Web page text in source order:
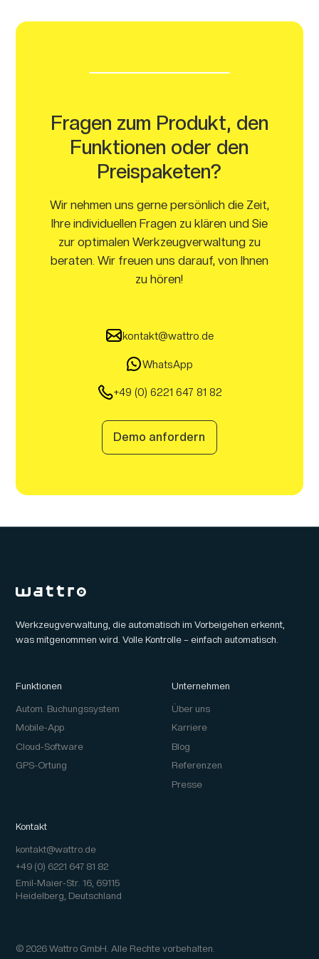
Fragen zum Produkt, den
Funktionen oder den
Preispaketen?
Wir nehmen uns gerne persönlich die Zeit,
Ihre individuellen Fragen zu klären und Sie
zur optimalen Werkzeugverwaltung zu
beraten. Wir freuen uns darauf, von Ihnen
zu hören!
kontakt@wattro.de
WhatsApp
+49 (0) 6221 647 81 82
Demo anfordern
Werkzeugverwaltung, die automatisch im Vorbeigehen erkennt,
was mitgenommen wird. Volle Kontrolle – einfach automatisch.
Funktionen
Autom. Buchungssystem
Mobile-App
Cloud-Software
GPS-Ortung
Unternehmen
Über uns
Karriere
Blog
Referenzen
Presse
Kontakt
kontakt@wattro.de
+49 (0) 6221 647 81 82
Emil-Maier-Str. 16, 69115
Heidelberg, Deutschland
© 2026 Wattro GmbH. Alle Rechte vorbehalten.